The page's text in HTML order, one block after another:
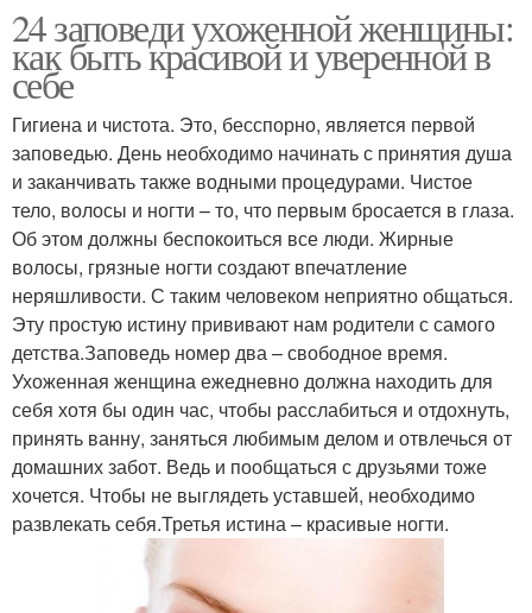
Женщина для истинного
счастья
Женщина от мужчин
24 заповеди ухоженной женщины:
как быть красивой и уверенной в
себе
Гигиена и чистота. Это, бесспорно, является первой
заповедью. День необходимо начинать с принятия душа
и заканчивать также водными процедурами. Чистое
тело, волосы и ногти – то, что первым бросается в глаза.
Об этом должны беспокоиться все люди. Жирные
волосы, грязные ногти создают впечатление
неряшливости. С таким человеком неприятно общаться.
Эту простую истину прививают нам родители с самого
детства.Заповедь номер два – свободное время.
Ухоженная женщина ежедневно должна находить для
себя хотя бы один час, чтобы расслабиться и отдохнуть,
принять ванну, заняться любимым делом и отвлечься от
домашних забот. Ведь и пообщаться с друзьями тоже
хочется. Чтобы не выглядеть уставшей, необходимо
развлекать себя.Третья истина – красивые ногти.